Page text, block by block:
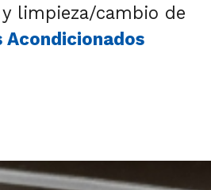
limpieza/cambio de
Acondicionados